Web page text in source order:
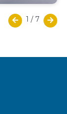
1 / 7